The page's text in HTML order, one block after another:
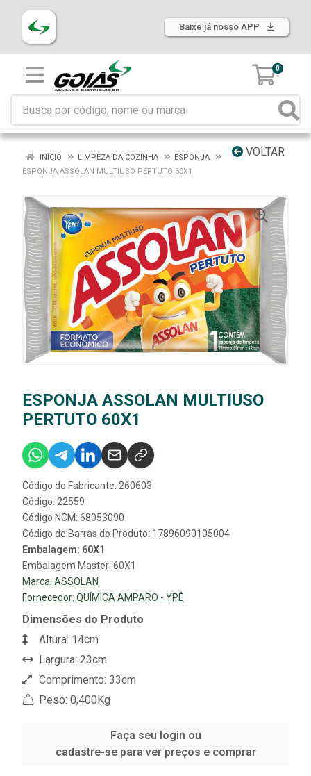
Baixe já nosso APP
0
VOLTAR
INÍCIO LIMPEZA DA COZINHA
ESPONJA
ESPONJA ASSOLAN MULTIUSO PERTUTO 60X1
ESPONJA ASSOLAN MULTIUSO
PERTUTO 60X1
Código do Fabricante: 260603
Código: 22559
Código NCM: 68053090
Código de Barras do Produto: 17896090105004
Embalagem: 60X1
Embalagem Master: 60X1
Marca: ASSOLAN
Fornecedor: QUÍMICA AMPARO - YPÊ
Dimensões do Produto
Altura: 14cm
Largura: 23cm
Comprimento: 33cm
Peso: 0,400Kg
Faça seu login ou
cadastre-se para ver preços e comprar